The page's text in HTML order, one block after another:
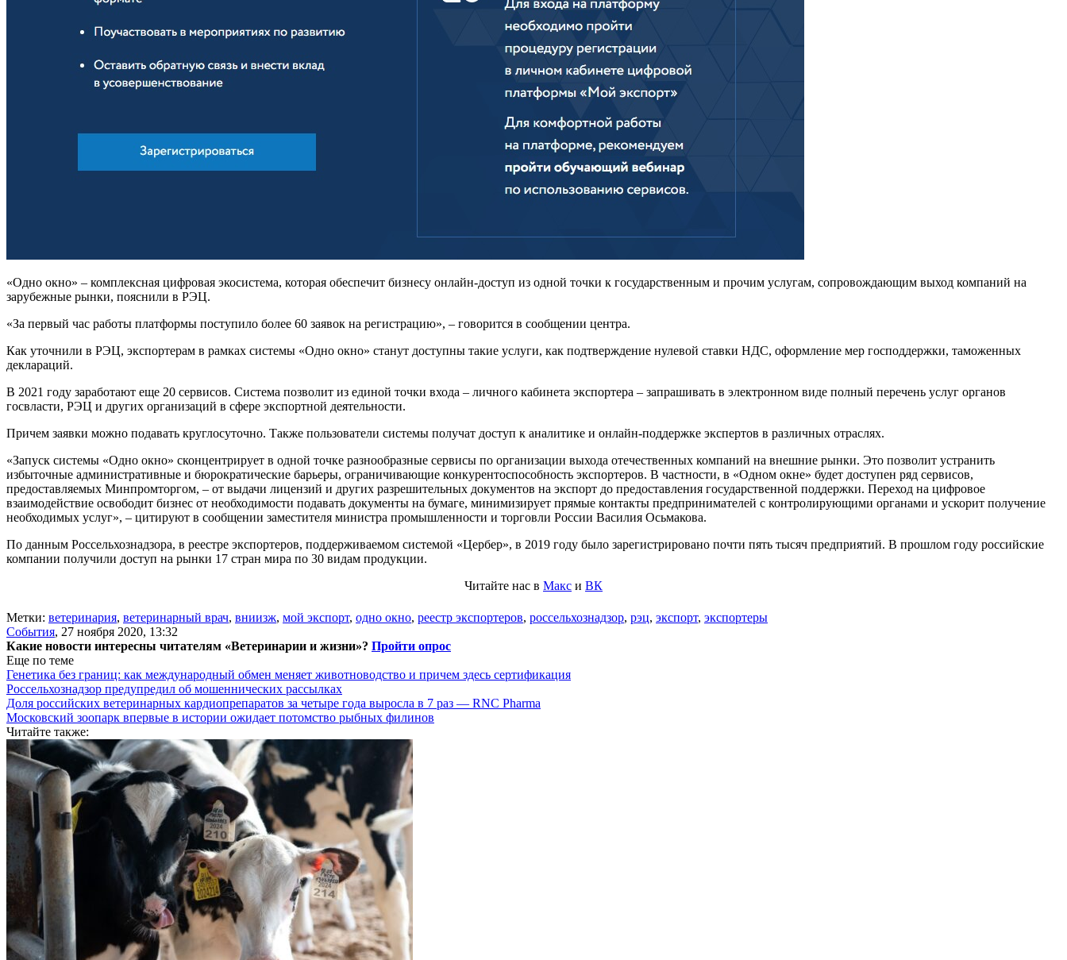
«Одно окно» – комплексная цифровая экосистема, которая обеспечит бизнесу онлайн-доступ из одной точки к государственным и прочим услугам, сопровождающим выход компаний на
зарубежные рынки, пояснили в РЭЦ.
«За первый час работы платформы поступило более 60 заявок на регистрацию», – говорится в сообщении центра.
Как уточнили в РЭЦ, экспортерам в рамках системы «Одно окно» станут доступны такие услуги, как подтверждение нулевой ставки НДС, оформление мер господдержки, таможенных
деклараций.
В 2021 году заработают еще 20 сервисов. Система позволит из единой точки входа – личного кабинета экспортера – запрашивать в электронном виде полный перечень услуг органов
госвласти, РЭЦ и других организаций в сфере экспортной деятельности.
Причем заявки можно подавать круглосуточно. Также пользователи системы получат доступ к аналитике и онлайн-поддержке экспертов в различных отраслях.
«Запуск системы «Одно окно» сконцентрирует в одной точке разнообразные сервисы по организации выхода отечественных компаний на внешние рынки. Это позволит устранить
избыточные административные и бюрократические барьеры, ограничивающие конкурентоспособность экспортеров. В частности, в «Одном окне» будет доступен ряд сервисов,
предоставляемых Минпромторгом, – от выдачи лицензий и других разрешительных документов на экспорт до предоставления государственной поддержки. Переход на цифровое
взаимодействие освободит бизнес от необходимости подавать документы на бумаге, минимизирует прямые контакты предпринимателей с контролирующими органами и ускорит получение
необходимых услуг», – цитируют в сообщении заместителя министра промышленности и торговли России Василия Осьмакова.
По данным Россельхознадзора, в реестре экспортеров, поддерживаемом системой «Цербер», в 2019 году было зарегистрировано почти пять тысяч предприятий. В прошлом году российские
компании получили доступ на рынки 17 стран мира по 30 видам продукции.
Читайте нас в Макс и ВК
Метки: ветеринария, ветеринарный врач, вниизж, мой экспорт, одно окно, реестр экспортеров, россельхознадзор, рэц, экспорт, экспортеры
События, 27 ноября 2020, 13:32
Какие новости интересны читателям «Ветеринарии и жизни»? Пройти опрос
Еще по теме
Генетика без границ: как международный обмен меняет животноводство и причем здесь сертификация
Россельхознадзор предупредил об мошеннических рассылках
Доля российских ветеринарных кардиопрепаратов за четыре года выросла в 7 раз — RNC Pharma
Московский зоопарк впервые в истории ожидает потомство рыбных филинов
Читайте также: